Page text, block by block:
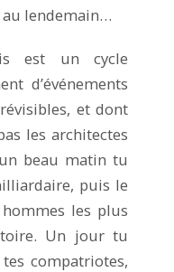
lendemain…
est un cycle
d’événements
et dont
les architectes
beau matin tu
puis le
les plus
Un jour tu
compatriotes,